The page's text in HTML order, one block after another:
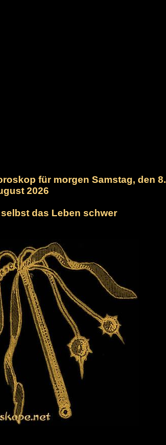
für morgen Samstag, den 8.
2026
das Leben schwer